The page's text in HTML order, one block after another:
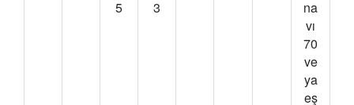
5
3
na
vı
70
ve
ya
eş